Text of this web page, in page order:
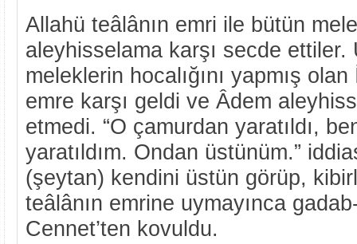
Allahü teâlânın emri ile bütün
aleyhisselama karşı secde ettiler.
meleklerin hocalığını yapmış
emre karşı geldi ve Âdem
etmedi. “O çamurdan yaratıldı,
yaratıldım. Ondan üstünüm.”
(şeytan) kendini üstün görüp,
teâlânın emrine uymayınca
Cennet’ten kovuldu.